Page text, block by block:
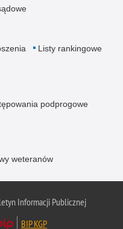
Listy rankingowe
podprogowe
weteranów
Informacji Publicznej
BIP KGP